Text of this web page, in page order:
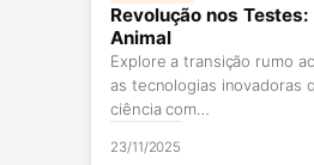
Revolução nos
Animal
Explore a transição rumo
as tecnologias inovadoras
ciência com…
23/11/2025